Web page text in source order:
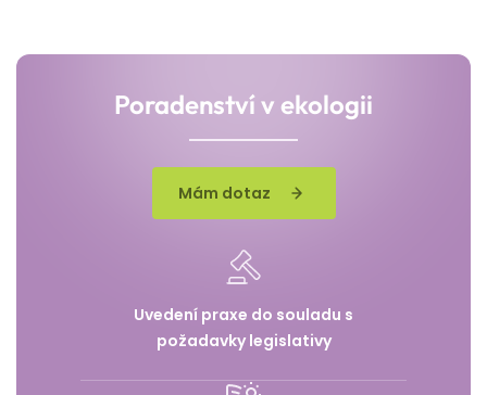
Poradenství v ekologii
Mám dotaz
Uvedení praxe do souladu s
požadavky legislativy